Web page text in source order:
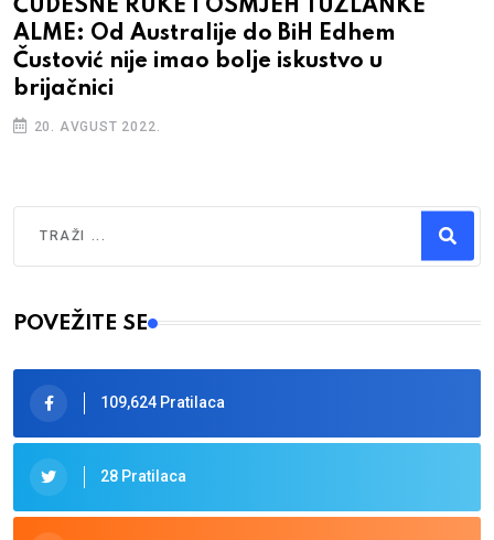
ČUDESNE RUKE I OSMJEH TUZLANKE
ALME: Od Australije do BiH Edhem
Čustović nije imao bolje iskustvo u
brijačnici
20. AVGUST 2022.
Type 2 or more characters for results.
POVEŽITE SE
109,624 Pratilaca
28 Pratilaca